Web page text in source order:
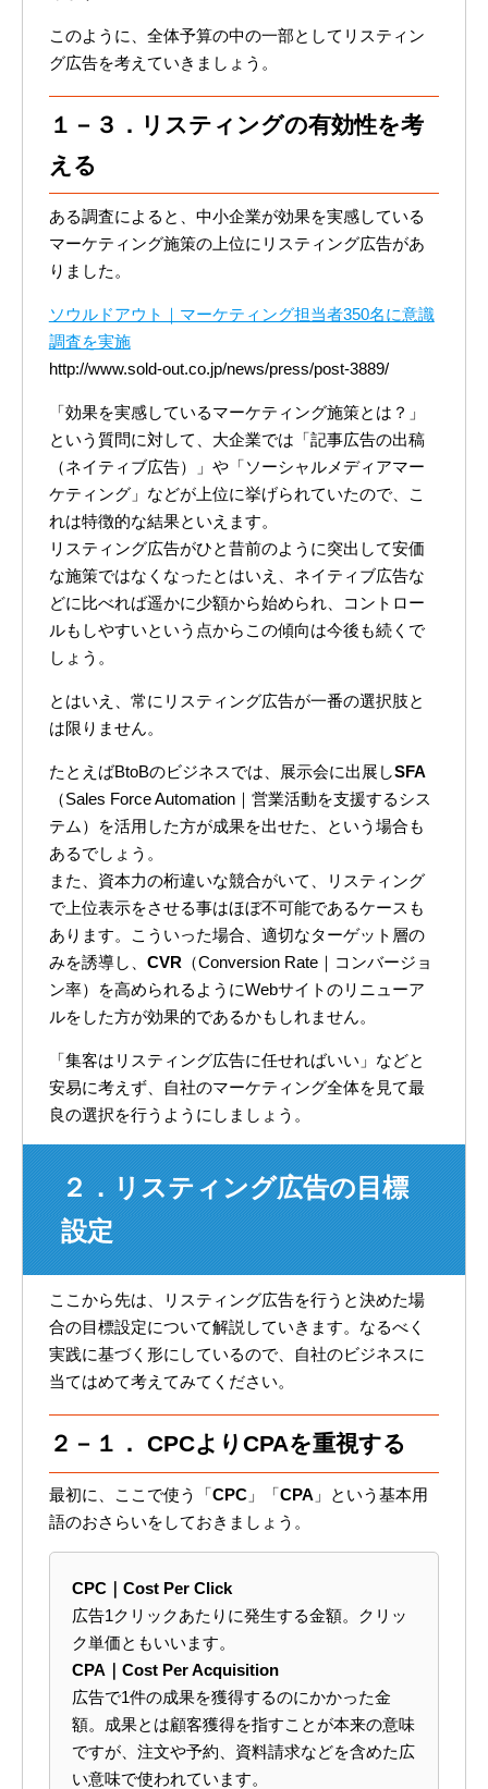
このように、全体予算の中の一部としてリスティン
グ広告を考えていきましょう。
１－３．リスティングの有効性を考
える
ある調査によると、中小企業が効果を実感している
マーケティング施策の上位にリスティング広告があ
りました。
ソウルドアウト｜マーケティング担当者350名に意識
調査を実施
http://www.sold-out.co.jp/news/press/post-3889/
「効果を実感しているマーケティング施策とは？」
という質問に対して、大企業では「記事広告の出稿
（ネイティブ広告）」や「ソーシャルメディアマー
ケティング」などが上位に挙げられていたので、こ
れは特徴的な結果といえます。
リスティング広告がひと昔前のように突出して安価
な施策ではなくなったとはいえ、ネイティブ広告な
どに比べれば遥かに少額から始められ、コントロー
ルもしやすいという点からこの傾向は今後も続くで
しょう。
とはいえ、常にリスティング広告が一番の選択肢と
は限りません。
たとえばBtoBのビジネスでは、展示会に出展しSFA
（Sales Force Automation｜営業活動を支援するシス
テム）を活用した方が成果を出せた、という場合も
あるでしょう。
また、資本力の桁違いな競合がいて、リスティング
で上位表示をさせる事はほぼ不可能であるケースも
あります。こういった場合、適切なターゲット層の
みを誘導し、 CVR （Conversion Rate｜コンバージョ
ン率）を高められるようにWebサイトのリニューア
ルをした方が効果的であるかもしれません。
「集客はリスティング広告に任せればいい」などと
安易に考えず、自社のマーケティング全体を見て最
良の選択を行うようにしましょう。
２．リスティング広告の目標
設定
ここから先は、リスティング広告を行うと決めた場
合の目標設定について解説していきます。なるべく
実践に基づく形にしているので、自社のビジネスに
当てはめて考えてみてください。
２－１． CPCよりCPAを重視する
最初に、ここで使う「CPC」「CPA 」という基本用
語のおさらいをしておきましょう。
CPC｜Cost Per Click
広告1クリックあたりに発生する金額。クリッ
ク単価ともいいます。
CPA｜Cost Per Acquisition
広告で1件の成果を獲得するのにかかった金
額。成果とは顧客獲得を指すことが本来の意味
ですが、注文や予約、資料請求などを含めた広
い意味で使われています。